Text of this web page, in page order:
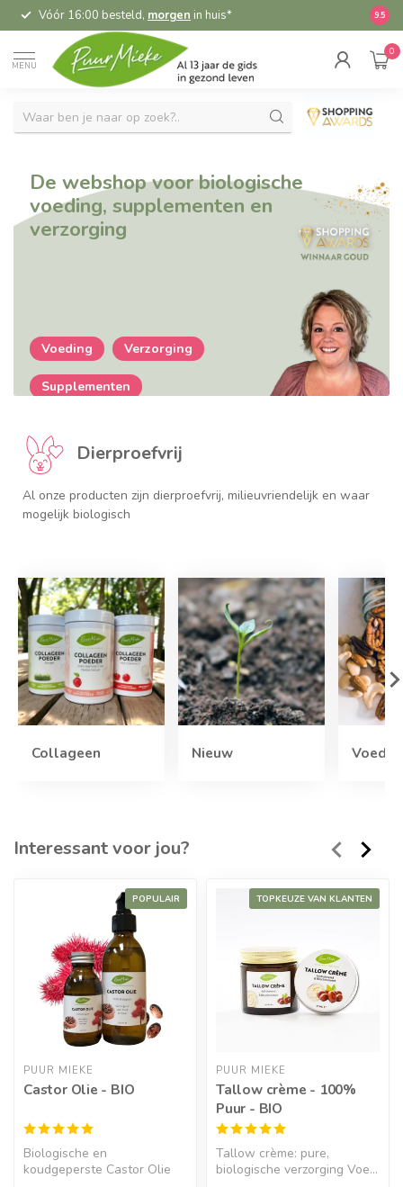
Vóór 16:00 besteld, morgen in huis* 9.5
MENU
0
De webshop voor biologische
voeding, supplementen en
verzorging
Voeding Verzorging
Supplementen
Dierproefvrij
Al onze producten zijn dierproefvrij, milieuvriendelijk en waar
mogelijk biologisch
Collageen Nieuw
Interessant voor jou?
POPULAIR
PUUR MIEKE
Castor Olie - BIO
Biologische en
koudgeperste Castor Olie
TOPKEUZE VAN KLANTEN
PUUR MIEKE
Tallow crème - 100%
Puur - BIO
Tallow crème: pure,
biologische verzorging Voe...